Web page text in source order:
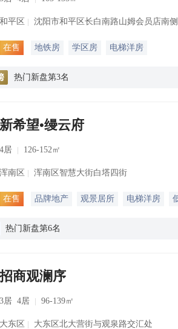
和平区 沈阳市和平区长白南路山姆会员店南侧
在售 地铁房 学区房 电梯洋房
热门新盘第3名
新希望•缦云府
4居 126-152㎡
浑南区 浑南区智慧大街白塔四街
在售 品牌地产 观景居所 电梯洋房
热门新盘第6名
招商观澜序
3居 4居 96-139㎡
大东区 大东区北大营街与观泉路交汇处